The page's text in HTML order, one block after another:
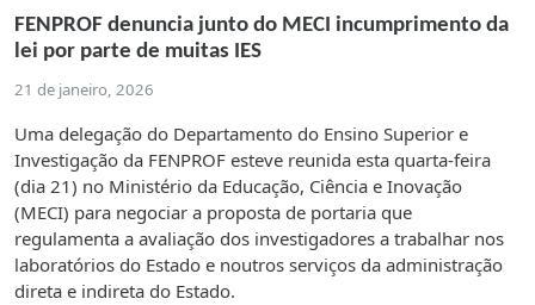
FENPROF denuncia junto do MECI incumprimento da
lei por parte de muitas IES
21 de janeiro, 2026
Uma delegação do Departamento do Ensino Superior e
Investigação da FENPROF esteve reunida esta quarta-feira
(dia 21) no Ministério da Educação, Ciência e Inovação
(MECI) para negociar a proposta de portaria que
regulamenta a avaliação dos investigadores a trabalhar nos
laboratórios do Estado e noutros serviços da administração
direta e indireta do Estado.